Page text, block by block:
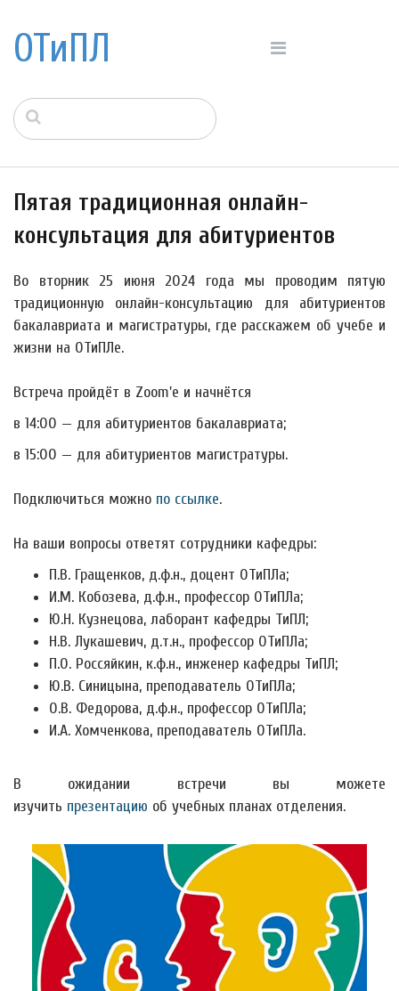
ОТиПЛ
Пятая традиционная онлайн-
консультация для абитуриентов
Во вторник 25 июня 2024 года мы проводим пятую
традиционную онлайн-консультацию для абитуриентов
бакалавриата и магистратуры, где расскажем об учебе и
жизни на ОТиПЛе.
Встреча пройдёт в Zoom'е и начнётся
в 14:00 — для абитуриентов бакалавриата;
в 15:00 — для абитуриентов магистратуры.
Подключиться можно по ссылке.
На ваши вопросы ответят сотрудники кафедры:
П.В. Гращенков, д.ф.н., доцент ОТиПЛа;
И.М. Кобозева, д.ф.н., профессор ОТиПЛа;
Ю.Н. Кузнецова, лаборант кафедры ТиПЛ;
Н.В. Лукашевич, д.т.н., профессор ОТиПЛа;
П.О. Россяйкин, к.ф.н., инженер кафедры ТиПЛ;
Ю.В. Синицына, преподаватель ОТиПЛа;
О.В. Федорова, д.ф.н., профессор ОТиПЛа;
И.А. Хомченкова, преподаватель ОТиПЛа.
В ожидании встречи вы можете
изучить презентацию об учебных планах отделения.